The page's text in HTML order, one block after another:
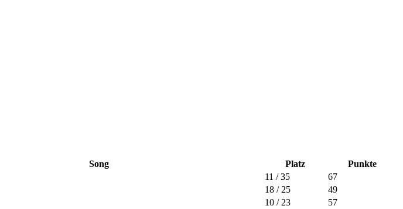
Song Platz
Punkte
11 / 35
67
18 / 25
49
10 / 23
57